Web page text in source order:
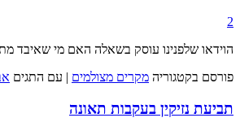
2
הוידאו שלפנינו עוסק בשאלה האם מי שאיבד
פורסם בקטגוריה מקרים מצולמים | עם התגים
תביעת נזיקין בעקבות תאונה